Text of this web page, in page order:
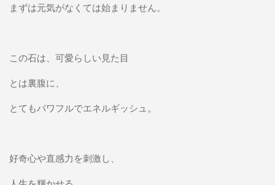
まずは元気がなくては始まりません。
この石は、可愛らしい見た目
とは裏腹に、
とてもパワフルでエネルギッシュ。
好奇心や直感力を刺激し、